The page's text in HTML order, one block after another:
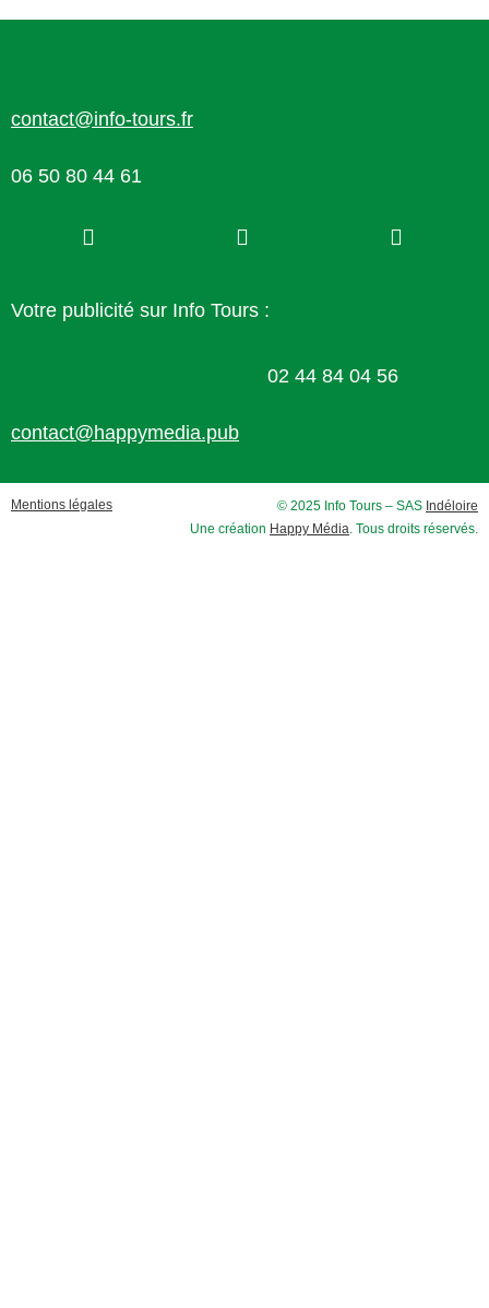
contact@info-tours.fr
06 50 80 44 61
Votre publicité sur Info Tours :
02 44 84 04 56
contact@happymedia.pub
Mentions légales © 2025 Info Tours – SAS Indéloire
Une création Happy Média . Tous droits réservés.